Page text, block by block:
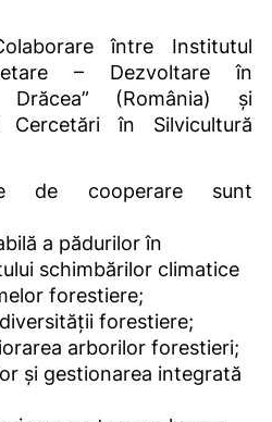
între Institutul
– Dezvoltare în
Drăcea” (România) și
în Silvicultură
de cooperare sunt
a pădurilor în
schimbărilor climatice
forestiere;
forestiere;
arborilor forestieri;
și gestionarea integrată